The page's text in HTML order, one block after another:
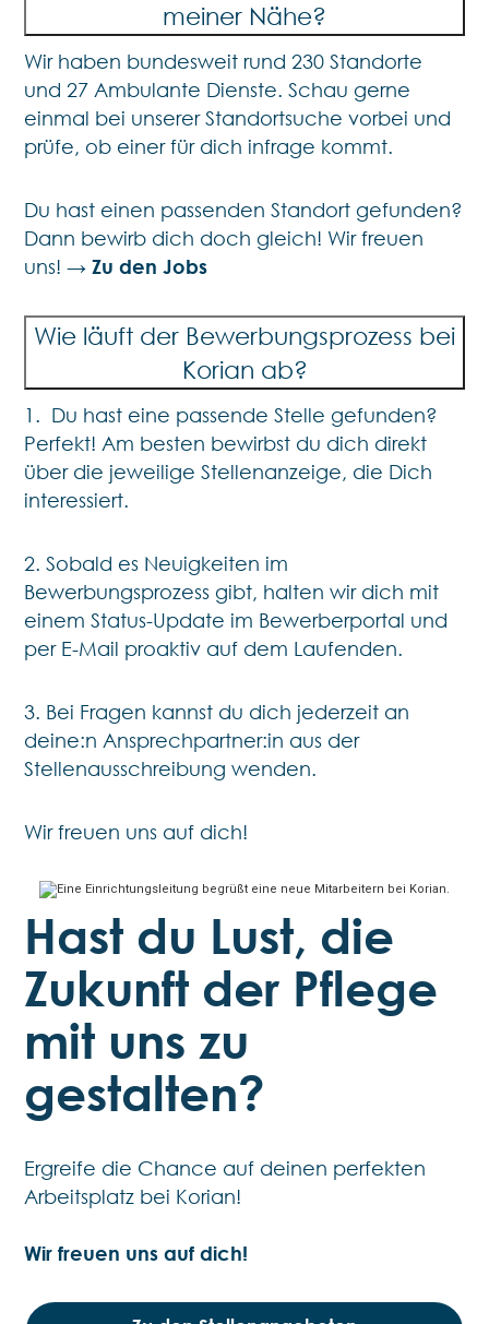
meiner Nähe?
Wir haben bundesweit rund 230 Standorte
und 27 Ambulante Dienste. Schau gerne
einmal bei unserer Standortsuche vorbei und
prüfe, ob einer für dich infrage kommt.
Du hast einen passenden Standort gefunden?
Dann bewirb dich doch gleich! Wir freuen
uns! →Zu den Jobs
Wie läuft der Bewerbungsprozess bei
Korian ab?
1. Du hast eine passendeStelle gefunden?
Perfekt! Am besten bewirbst du dich direkt
über die jeweilige Stellenanzeige, die Dich
interessiert.
2. Sobald es Neuigkeiten im
Bewerbungsprozess gibt, halten wir dich mit
einem Status-Update im Bewerberportal und
per E-Mail proaktiv auf dem Laufenden.
3. Bei Fragen kannst du dich jederzeit an
deine:n Ansprechpartner:in aus der
Stellenausschreibung wenden.
Wir freuen uns auf dich!
Hast du Lust, die
Zukunft der Pflege
mit uns zu
gestalten?
Ergreife die Chance auf deinen perfekten
Arbeitsplatz bei Korian!
Wir freuen uns auf dich!